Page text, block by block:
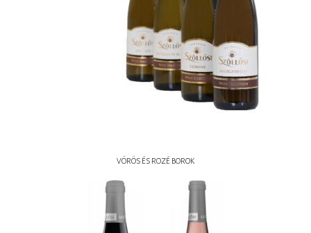
VÖRÖS ÉS ROZÉ BOROK